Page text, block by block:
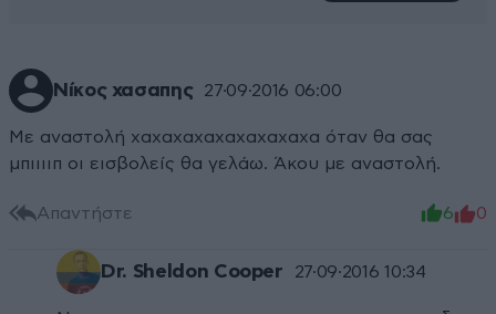
Νίκος χασαπης 27·09·2016 06:00
Με αναστολή χαχαχαχαχαχαχαχαχα όταν θα σας
μπιιιιπ οι εισβολείς θα γελάω. Άκου με αναστολή.
Απαντήστε 6 0
Dr. Sheldon Cooper 27·09·2016 10:34